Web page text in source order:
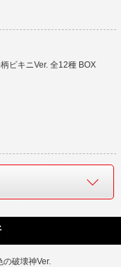
ビキニVer. 全12種 BOX
の破壊神Ver.